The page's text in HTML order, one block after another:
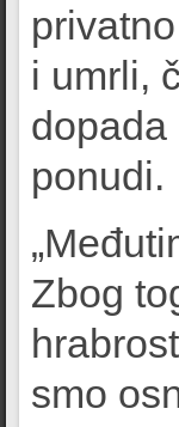
i umrli,
dopada
ponudi.
Zbog
smo